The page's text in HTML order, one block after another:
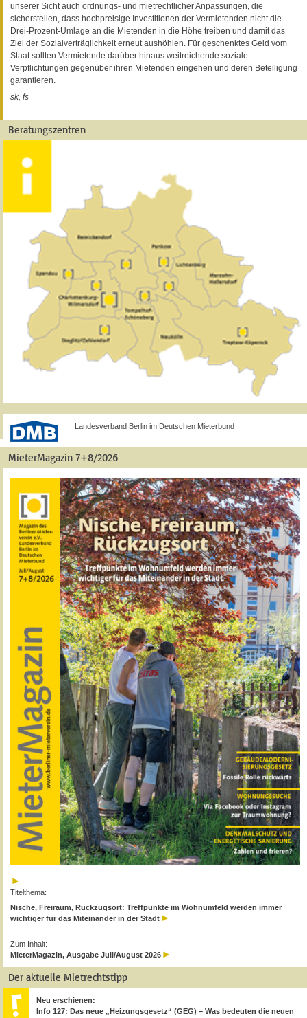
unserer Sicht auch ordnungs- und mietrechtlicher Anpassungen, die
sicherstellen, dass hochpreisige Investitionen der Vermietenden nicht die
Drei-Prozent-Umlage an die Mietenden in die Höhe treiben und damit das
Ziel der Sozialverträglichkeit erneut aushöhlen. Für geschenktes Geld vom
Staat sollten Vermietende darüber hinaus weitreichende soziale
Verpflichtungen gegenüber ihren Mietenden eingehen und deren Beteiligung
garantieren.
sk, fs
Beratungszentren
Landesverband Berlin im Deutschen Mieterbund
MieterMagazin 7+8/2026
Titelthema:
Nische, Freiraum, Rückzugsort: Treffpunkte im Wohnumfeld werden immer
wichtiger für das Miteinander in der Stadt
Zum Inhalt:
MieterMagazin, Ausgabe Juli/August 2026
Der aktuelle Mietrechtstipp
Neu erschienen:
Info 127: Das neue „Heizungsgesetz“ (GEG) – Was bedeuten die neuen